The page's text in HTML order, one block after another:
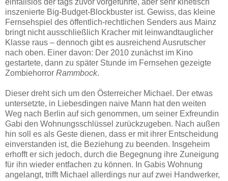
einfallslos der tags zuvor vorgeführte, aber sehr kinetisch
inszenierte Big-Budget-Blockbuster ist. Gewiss, das kleine
Fernsehspiel des öffentlich-rechtlichen Senders aus Mainz
bringt nicht ausschließlich Kracher mit leinwandtauglicher
Klasse raus – dennoch gibt es ausreichend Ausrutscher
nach oben. Einer davon: Der 2010 zunächst im Kino
gestartete, dann zu später Stunde im Fernsehen gezeigte
Zombiehorror Rammbock.
Dieser dreht sich um den Österreicher Michael. Der etwas
untersetzte, in Liebesdingen naive Mann hat den weiten
Weg nach Berlin auf sich genommen, um seiner Exfreundin
Gabi den Wohnungsschlüssel zurückzugeben. Nach außen
hin soll es als Geste dienen, dass er mit ihrer Entscheidung
einverstanden ist, die Beziehung zu beenden. Insgeheim
erhofft er sich jedoch, durch die Begegnung ihre Zuneigung
für ihn wieder entfachen zu können. In Gabis Wohnung
angelangt, trifft Michael allerdings nur auf zwei Handwerker,